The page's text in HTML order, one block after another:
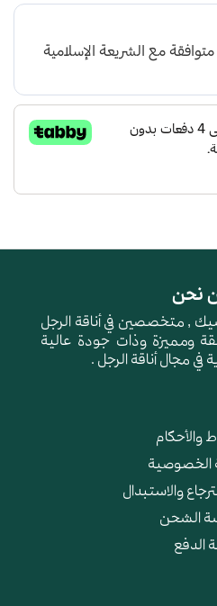
نحن
, متخصصين في أناقة الرجل
ومميزة وذات جودة عالية
في مجال أناقة الرجل .
والأحكام
والاستبدال
الشحن
الدفع